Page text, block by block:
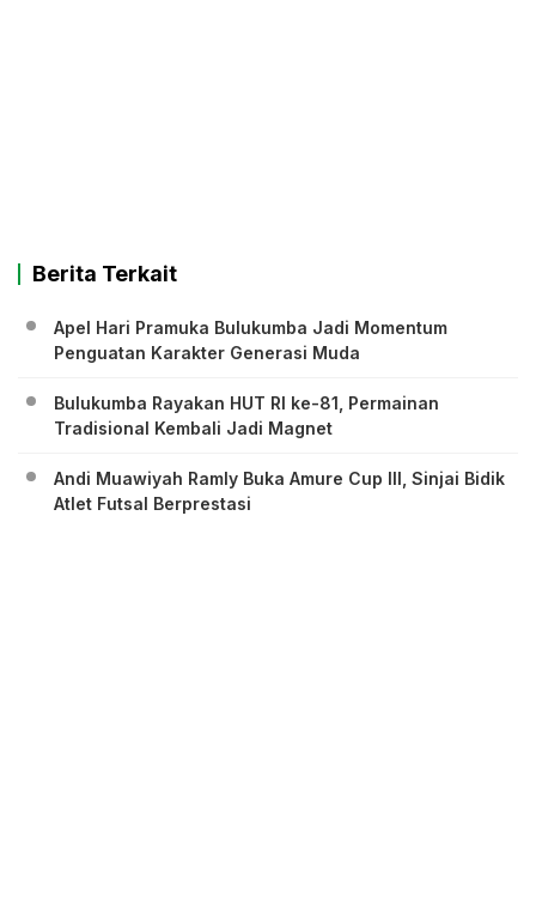
Berita Terkait
Apel Hari Pramuka Bulukumba Jadi Momentum
Penguatan Karakter Generasi Muda
Bulukumba Rayakan HUT RI ke-81, Permainan
Tradisional Kembali Jadi Magnet
Andi Muawiyah Ramly Buka Amure Cup III, Sinjai Bidik
Atlet Futsal Berprestasi